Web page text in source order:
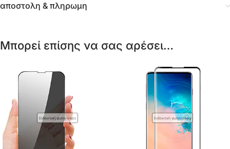
αποστολη & πληρωμη
Μπορεί επίσης να σας αρέσει…
Ενδεικτική φωτογραφία Ενδεικτική φωτογραφία